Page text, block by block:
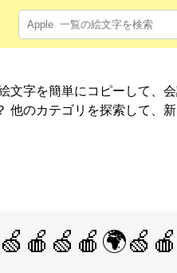
文字を簡単にコピーして、
他のカテゴリを探索して、